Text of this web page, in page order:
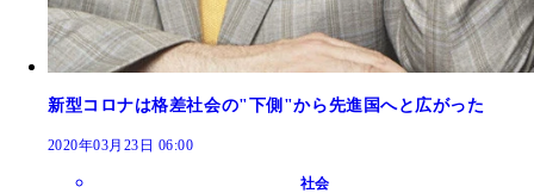
新型コロナは格差社会の"下側"から先進国へと広がった
2020年03月23日 06:00
社会